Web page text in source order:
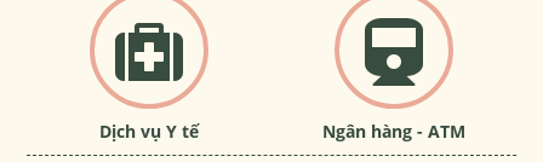
Dịch vụ Y tế Ngân hàng - ATM